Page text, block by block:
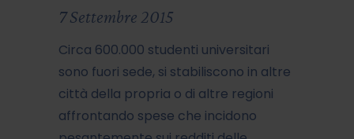
7 Settembre 2015
Circa 600.000 studenti universitari
sono fuori sede, si stabiliscono in altre
città della propria o di altre regioni
affrontando spese che incidono